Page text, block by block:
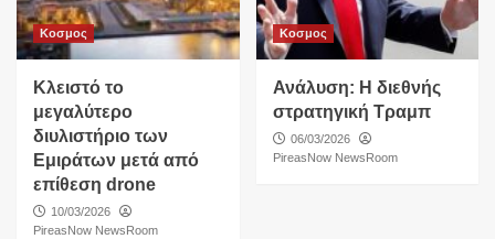
Κοσμος
Κλειστό το
μεγαλύτερο
διυλιστήριο των
Εμιράτων μετά από
επίθεση drone
10/03/2026
PireasNow NewsRoom
Κοσμος
Ανάλυση: Η διεθνής
στρατηγική Τραμπ
06/03/2026
PireasNow NewsRoom